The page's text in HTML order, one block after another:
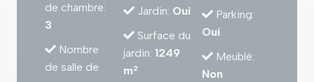
de chambre:
3
Nombre
de salle de
Jardin: Oui
Surface du
jardin: 1249
m2
Parking:
Oui
Meublé:
Non